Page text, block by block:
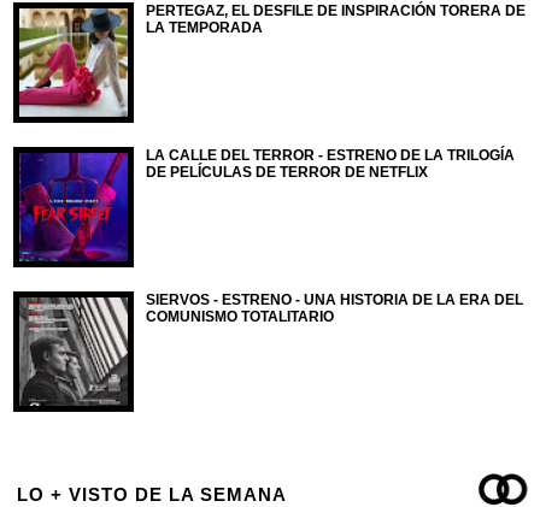
PERTEGAZ, EL DESFILE DE INSPIRACIÓN TORERA DE
LA TEMPORADA
LA CALLE DEL TERROR - ESTRENO DE LA TRILOGÍA
DE PELÍCULAS DE TERROR DE NETFLIX
SIERVOS - ESTRENO - UNA HISTORIA DE LA ERA DEL
COMUNISMO TOTALITARIO
LO + VISTO DE LA SEMANA